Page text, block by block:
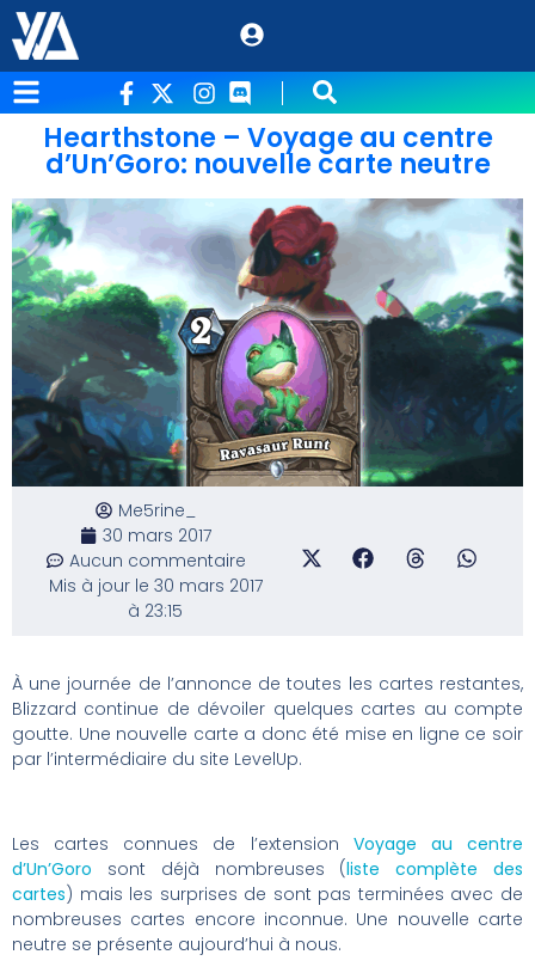
Hearthstone – Voyage au centre
d’Un’Goro: nouvelle carte neutre
Me5rine_
30 mars 2017
Aucun commentaire
Mis à jour le 30 mars 2017
à 23:15
À une journée de l’annonce de toutes les cartes restantes,
Blizzard continue de dévoiler quelques cartes au compte
goutte. Une nouvelle carte a donc été mise en ligne ce soir
par l’intermédiaire du site LevelUp.
Les cartes connues de l’extension Voyage au centre
d’Un’Goro sont déjà nombreuses (liste complète des
cartes) mais les surprises de sont pas terminées avec de
nombreuses cartes encore inconnue. Une nouvelle carte
neutre se présente aujourd’hui à nous.